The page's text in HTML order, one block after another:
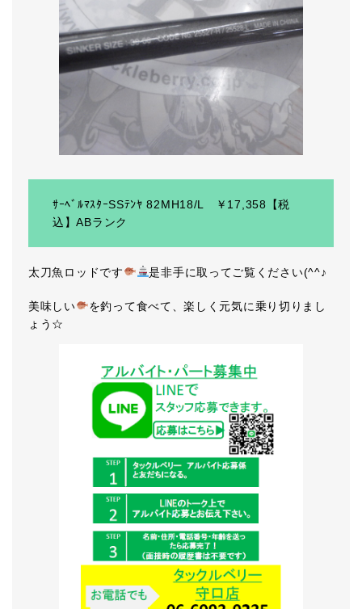
ｻｰﾍﾞﾙﾏｽﾀｰSSﾃﾝﾔ 82MH18/L ￥17,358【税
込】ABランク
太刀魚ロッドです 是非手に取ってご覧ください(^^♪
美味しい
を釣って食べて、楽しく元気に乗り切りまし
ょう☆